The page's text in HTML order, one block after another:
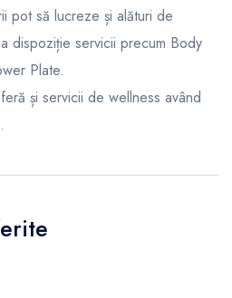
pot să lucreze și alături de
dispoziție servicii precum Body
Plate.
și servicii de wellness având